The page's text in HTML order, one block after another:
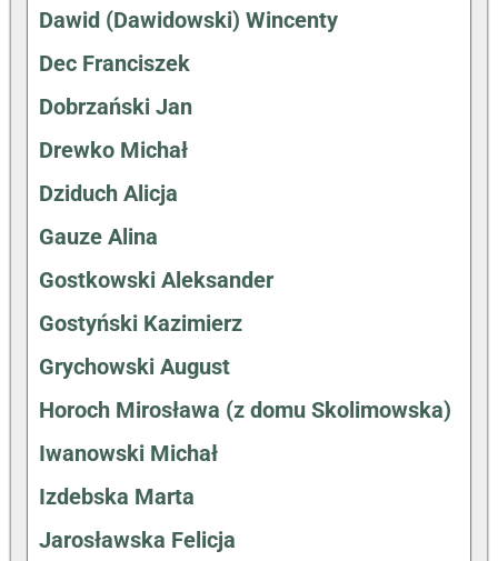
Dawid (Dawidowski) Wincenty
Dec Franciszek
Dobrzański Jan
Drewko Michał
Dziduch Alicja
Gauze Alina
Gostkowski Aleksander
Gostyński Kazimierz
Grychowski August
Horoch Mirosława (z domu Skolimowska)
Iwanowski Michał
Izdebska Marta
Jarosławska Felicja